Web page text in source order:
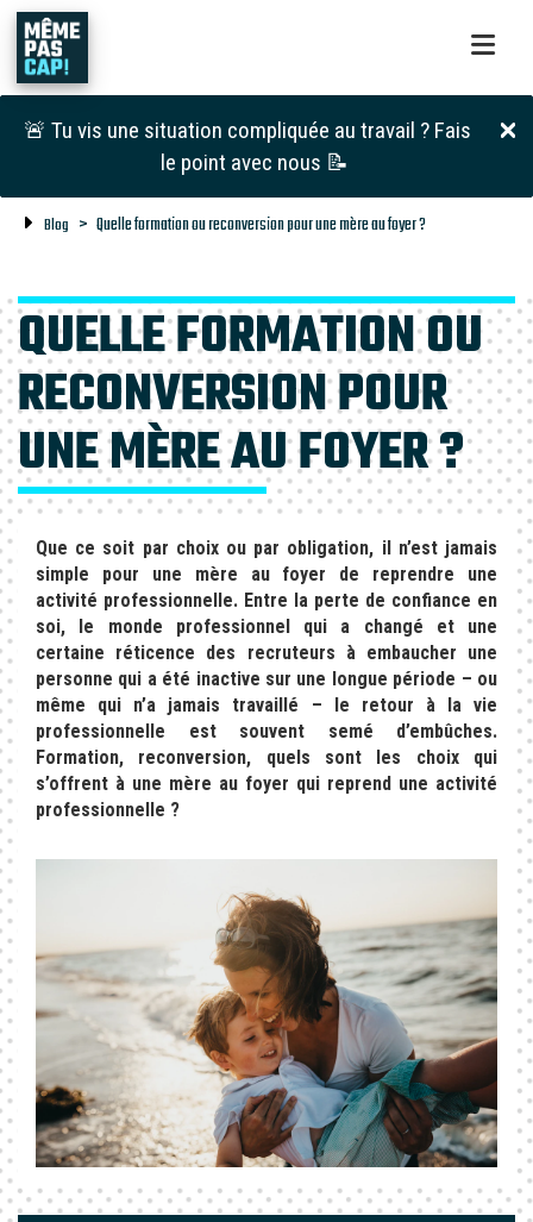
🚨 Tu vis une situation compliquée au travail ? Fais
le point avec nous 📝
Blog Quelle formation ou reconversion pour une mère au foyer ?
QUELLE FORMATION OU
RECONVERSION POUR
UNE MÈRE AU FOYER ?
Que ce soit par choix ou par obligation, il n’est jamais
simple pour une mère au foyer de reprendre une
activité professionnelle. Entre la perte de confiance en
soi, le monde professionnel qui a changé et une
certaine réticence des recruteurs à embaucher une
personne qui a été inactive sur une longue période – ou
même qui n’a jamais travaillé – le retour à la vie
professionnelle est souvent semé d’embûches.
Formation, reconversion, quels sont les choix qui
s’offrent à une mère au foyer qui reprend une activité
professionnelle ?